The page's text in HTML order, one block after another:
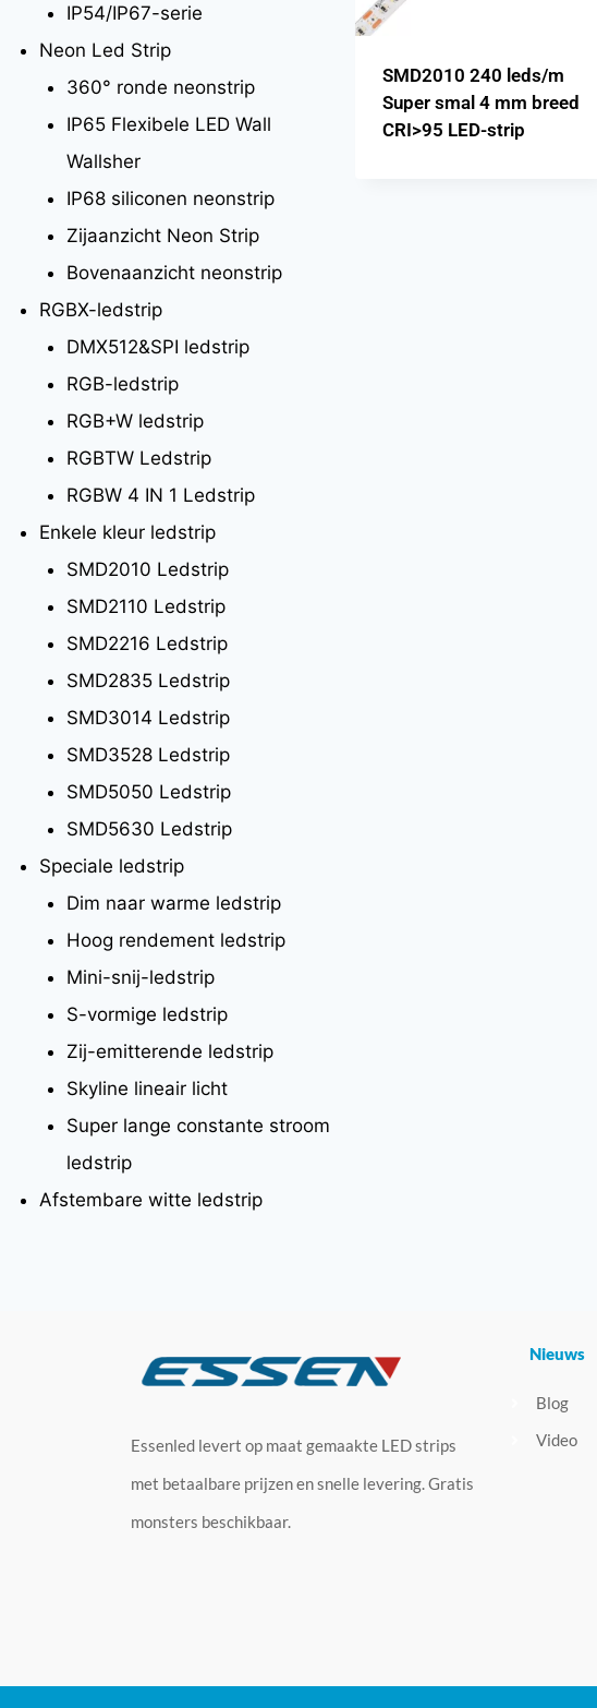
IP54/IP67-serie
Neon Led Strip
360° ronde neonstrip
IP65 Flexibele LED Wall
Wallsher
IP68 siliconen neonstrip
Zijaanzicht Neon Strip
Bovenaanzicht neonstrip
RGBX-ledstrip
DMX512&SPI ledstrip
RGB-ledstrip
RGB+W ledstrip
RGBTW Ledstrip
RGBW 4 IN 1 Ledstrip
Enkele kleur ledstrip
SMD2010 Ledstrip
SMD2110 Ledstrip
SMD2216 Ledstrip
SMD2835 Ledstrip
SMD3014 Ledstrip
SMD3528 Ledstrip
SMD5050 Ledstrip
SMD5630 Ledstrip
Speciale ledstrip
Dim naar warme ledstrip
Hoog rendement ledstrip
Mini-snij-ledstrip
S-vormige ledstrip
Zij-emitterende ledstrip
Skyline lineair licht
Super lange constante stroom
ledstrip
Afstembare witte ledstrip
SMD2010 240 leds/m
Super smal 4 mm breed
CRI>95 LED-strip
Essenled levert op maat gemaakte LED strips
met betaalbare prijzen en snelle levering. Gratis
monsters beschikbaar.
Nieuws
Blog
Video